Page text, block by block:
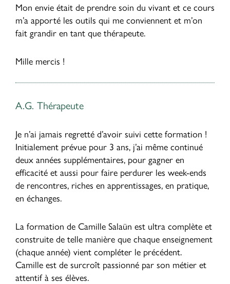
Mon envie était de prendre soin du vivant et ce cours
m’a apporté les outils qui me conviennent et m’on
fait grandir en tant que thérapeute.
Mille mercis !
A.G. Thérapeute
Je n’ai jamais regretté d’avoir suivi cette formation !
Initialement prévue pour 3 ans, j’ai même continué
deux années supplémentaires, pour gagner en
efficacité et aussi pour faire perdurer les week-ends
de rencontres, riches en apprentissages, en pratique,
en échanges.
La formation de Camille Salaün est ultra complète et
construite de telle manière que chaque enseignement
(chaque année) vient compléter le précédent.
Camille est de surcroît passionné par son métier et
attentif à ses élèves.